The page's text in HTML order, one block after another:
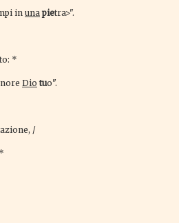
in una pietra>".
to: *
Dio tuo".
/